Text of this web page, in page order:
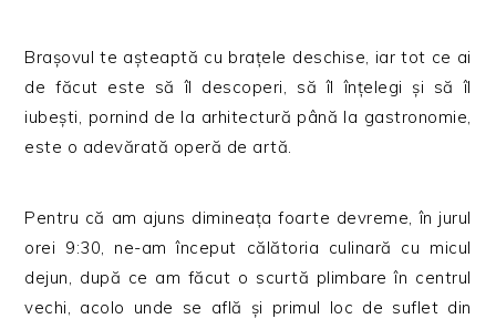
Brașovul te așteaptă cu brațele deschise, iar tot ce ai
de făcut este să îl descoperi, să îl înțelegi și să îl
iubești, pornind de la arhitectură până la gastronomie,
este o adevărată operă de artă.
Pentru că am ajuns dimineața foarte devreme, în jurul
orei 9:30, ne-am început călătoria culinară cu micul
dejun, după ce am făcut o scurtă plimbare în centrul
vechi, acolo unde se află și primul loc de suflet din